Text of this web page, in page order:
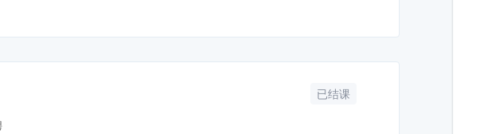
已结课